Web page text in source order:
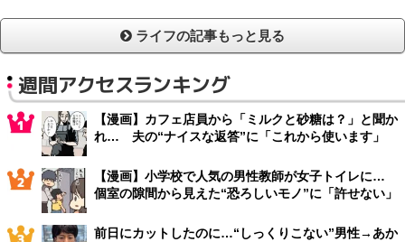
ライフの記事もっと見る
週間アクセスランキング
【漫画】カフェ店員から「ミルクと砂糖は？」と聞か
れ… 夫の“ナイスな返答”に「これから使います」
【漫画】小学校で人気の男性教師が女子トイレに…
個室の隙間から見えた“恐ろしいモノ”に「許せない」
前日にカットしたのに…“しっくりこない”男性→あか